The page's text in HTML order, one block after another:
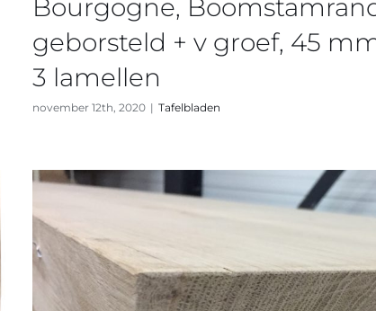
Bourgogne,
geborsteld + v groef, 45
3 lamellen
november 12th, 2020 | Tafelbladen